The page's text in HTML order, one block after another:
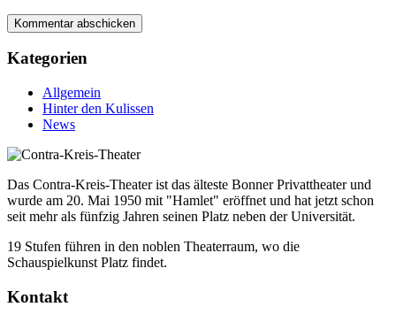
Kategorien
Allgemein
Hinter den Kulissen
News
Das Contra-Kreis-Theater ist das älteste Bonner Privattheater und
wurde am 20. Mai 1950 mit "Hamlet" eröffnet und hat jetzt schon
seit mehr als fünfzig Jahren seinen Platz neben der Universität.
19 Stufen führen in den noblen Theaterraum, wo die
Schauspielkunst Platz findet.
Kontakt